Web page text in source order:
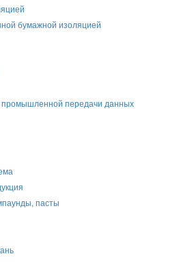
бумажной изоляцией
передачи данных
пасты